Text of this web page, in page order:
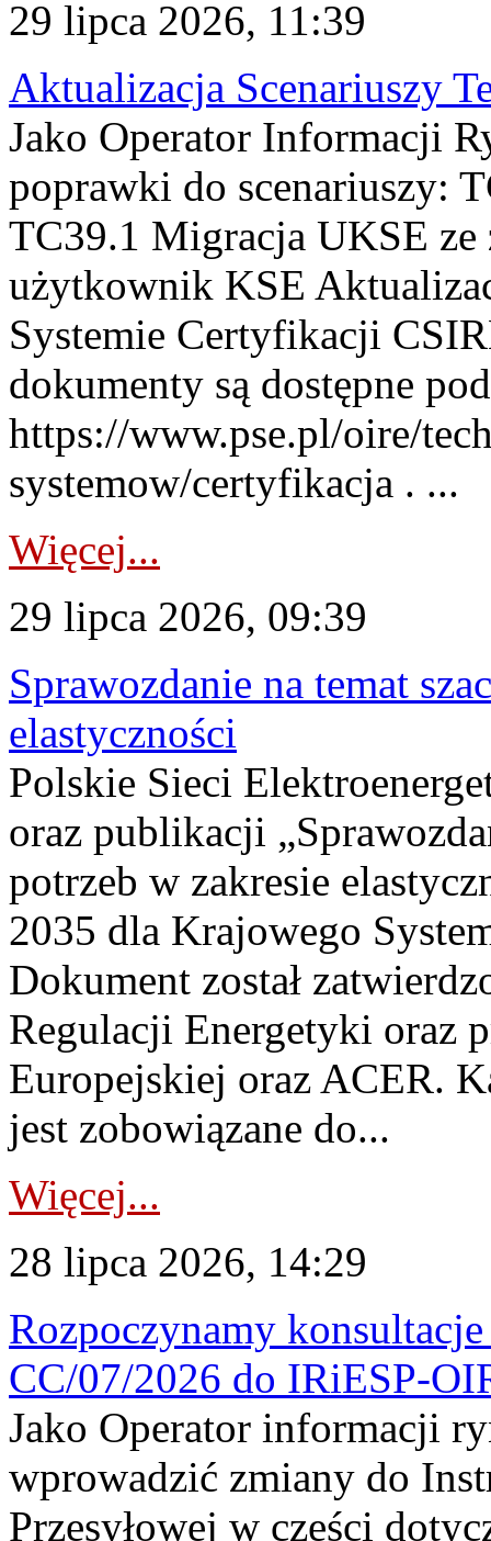
29 lipca 2026, 11:39
Aktualizacja Scenariuszy
Jako Operator Informacji
poprawki do scenariuszy:
TC39.1 Migracja UKSE
użytkownik KSE
Systemie Certyfikacji
dokumenty są dostępne
https://www.pse.pl/oire/
systemow/certyfikacja . ...
Więcej...
29 lipca 2026, 09:39
Sprawozdanie na temat
elastyczności
Polskie Sieci
oraz publikacji
potrzeb w zakresie
2035 dla Krajowego
Dokument został
Regulacji Energetyki oraz
Europejskiej oraz ACER.
jest zobowiązane do...
Więcej...
28 lipca 2026, 14:29
Rozpoczynamy
CC/07/2026 do IRiESP-
Jako Operator informacji
wprowadzić zmiany do
Przesyłowej w części